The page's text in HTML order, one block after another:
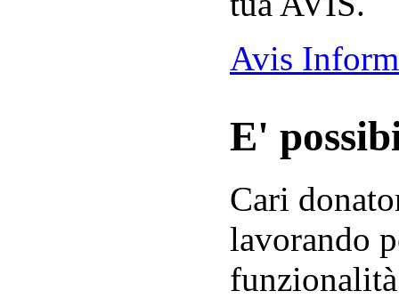
Avis
E'
Cari
lavorando